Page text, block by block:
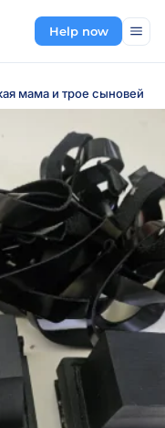
Help now
мама и трое сыновей